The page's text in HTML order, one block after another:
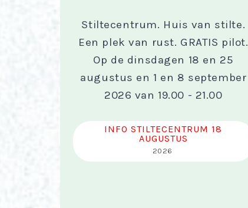
Stiltecentrum. Huis van stilte.
Een plek van rust. GRATIS pilot.
Op de dinsdagen 18 en 25
augustus en 1 en 8 september
2026 van 19.00 - 21.00
INFO STILTECENTRUM 18
AUGUSTUS
2026